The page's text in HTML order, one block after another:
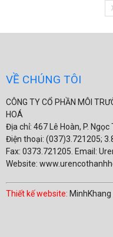
VỀ CHÚNG TÔI
CÔNG TY CỔ PHẦN MÔI
HOÁ
Địa chỉ: 467 Lê Hoàn, P. Ngọc
Điện thoại: (037)3.721205;
Fax: 0373.721205. Email:
Website:
Thiết kế website: